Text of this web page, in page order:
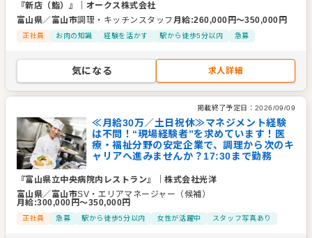
『新店（鮨）』
オークス株式会社
富山県／富山市調理・キッチンスタッフ月給:260,000 円〜350,000 円
正社員 お肉の知識 経験を活かす 駅から徒歩5分以内 急募
気になる 求人詳細
掲載終了予定日： 2026/09/09
≪月給30万／土日祝休≫マネジメント経験
は不問！“現場経験者”を求めています！医
療・福祉分野の安定企業で、調理から次のキ
ャリアへ進みませんか？17:30まで勤務
『富山県立中央病院内レストラン』 ｜株式会社光洋
富山県／富山市SV・エリアマネージャー（候補）
月給:300,000 円〜350,000円
正社員 急募 駅から徒歩5分以内 女性が活躍中 スタッフ写真あり